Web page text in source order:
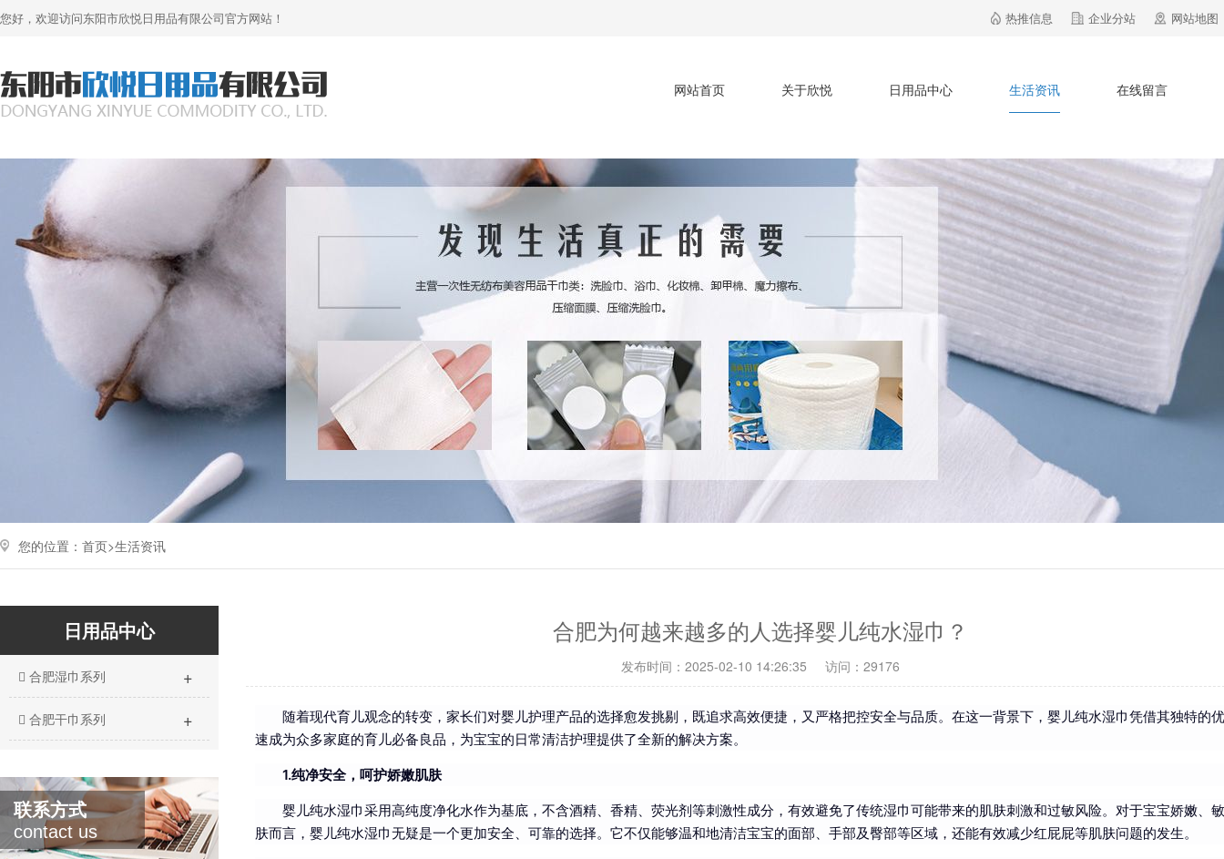
您好，欢迎访问东阳市欣悦日用品有限公司官方网站！ 网站地图
企业分站
热推信息
网站首页 关于欣悦 日用品中心 生活资讯 在线留言
您的位置： 首页>生活资讯
日用品中心
合肥湿巾系列 +
合肥干巾系列 +
联系方式
contact us
合肥为何越来越多的人选择婴儿纯水湿巾？
发布时间：2025-02-10 14:26:35 访问：29176
随着现代育儿观念的转变，家长们对婴儿护理产品的选择愈发挑剔，既追求高效便捷，又严格把控安全与品质。在这一背景下，婴儿纯水湿巾凭借其独特的
速成为众多家庭的育儿必备良品，为宝宝的日常清洁护理提供了全新的解决方案。
1.纯净安全，呵护娇嫩肌肤
婴儿纯水湿巾采用高纯度净化水作为基底，不含酒精、香精、荧光剂等刺激性成分，有效避免了传统湿巾可能带来的肌肤刺激和过敏风险。对于宝宝娇嫩、
肤而言，婴儿纯水湿巾无疑是一个更加安全、可靠的选择。它不仅能够温和地清洁宝宝的面部、手部及臀部等区域，还能有效减少红屁屁等肌肤问题的发生。